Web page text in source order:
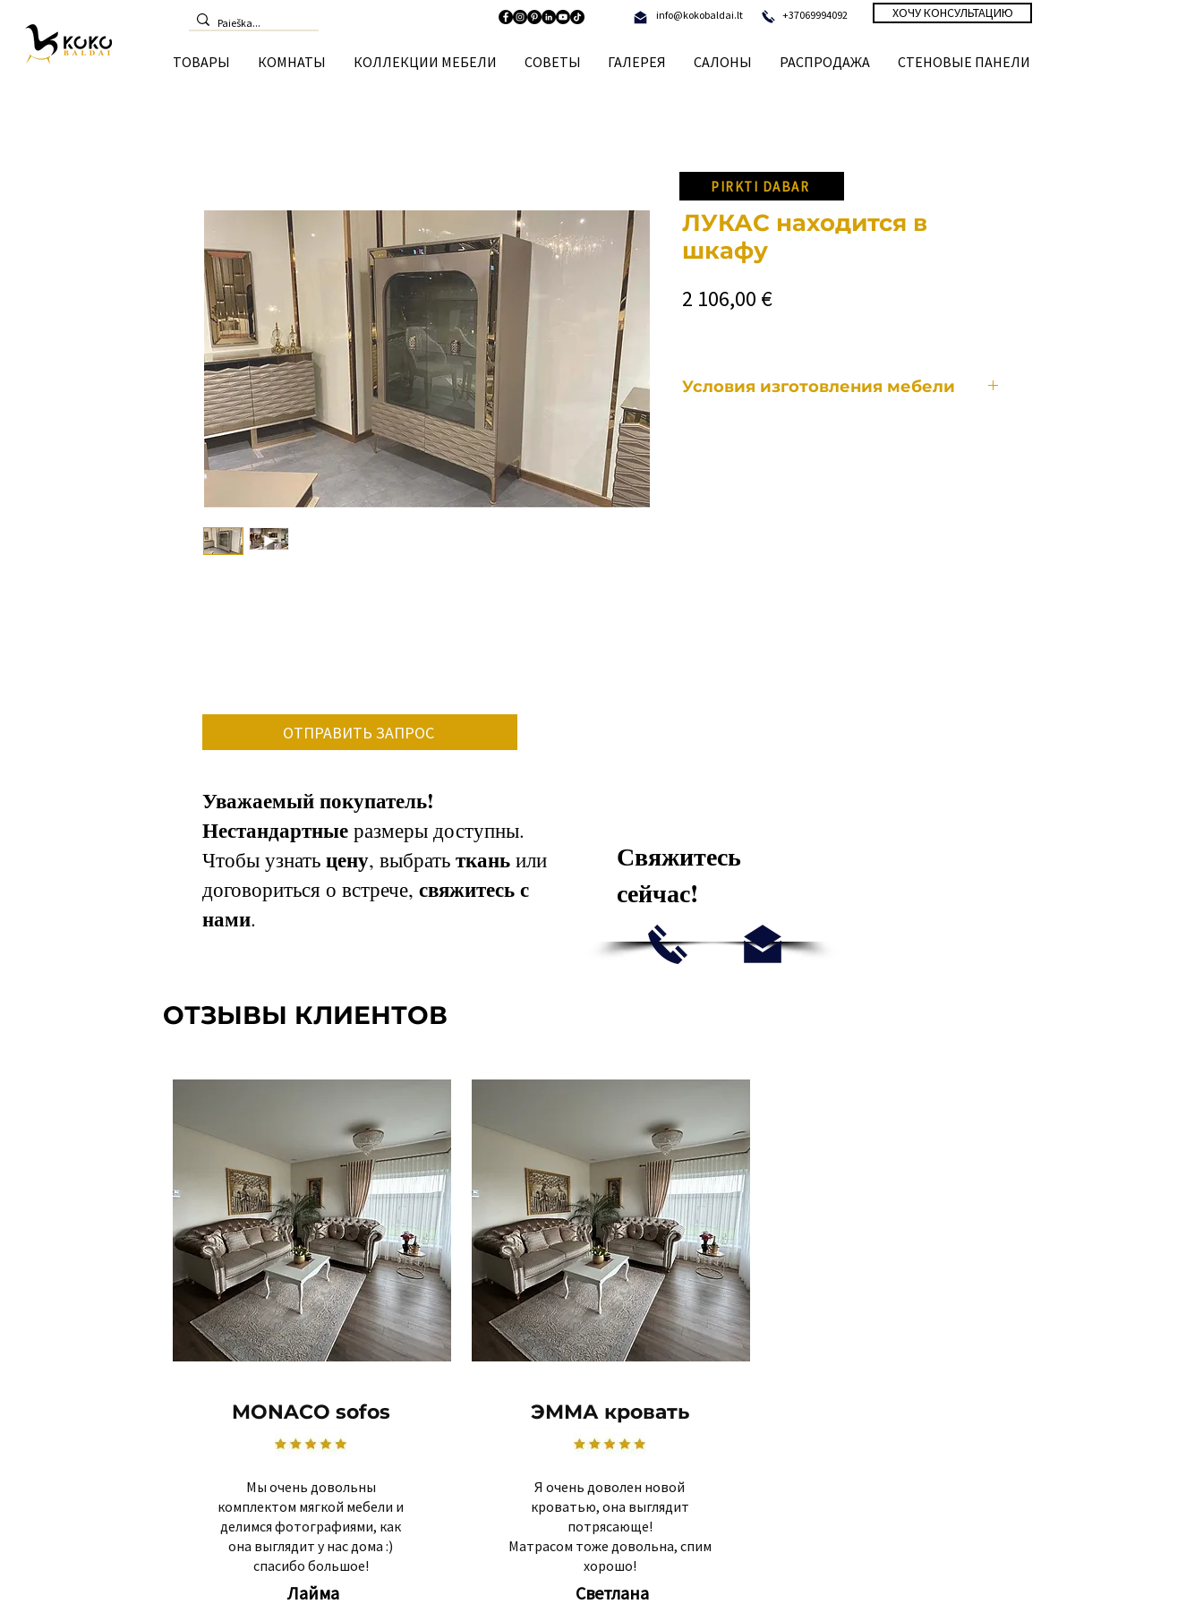
info@kokobaldai.lt +37069994092 ХОЧУ КОНСУЛЬТАЦИЮ
ТОВАРЫ КОМНАТЫ КОЛЛЕКЦИИ МЕБЕЛИ СОВЕТЫ ГАЛЕРЕЯ САЛОНЫ РАСПРОДАЖА СТЕНОВЫЕ ПАНЕЛИ
ЛУКАС находится в
шкафу
2 106,00 €Цена
Условия изготовления мебели
PIRKTI DABAR
ОТПРАВИТЬ ЗАПРОС
Уважаемый покупатель!
Нестандартные размеры доступны.
Чтобы узнать цену, выбрать ткань или
договориться о встрече, свяжитесь с
нами.
Свяжитесь
сейчас!
ОТЗЫВЫ КЛИЕНТОВ
MONACO sofos
Мы очень довольны
комплектом мягкой мебели и
делимся фотографиями, как
она выглядит у нас дома :)
спасибо большое!
Лайма
ЭММА кровать
Я очень доволен новой
кроватью, она выглядит
потрясающе!
Матрасом тоже довольна, спим
хорошо!
Светлана